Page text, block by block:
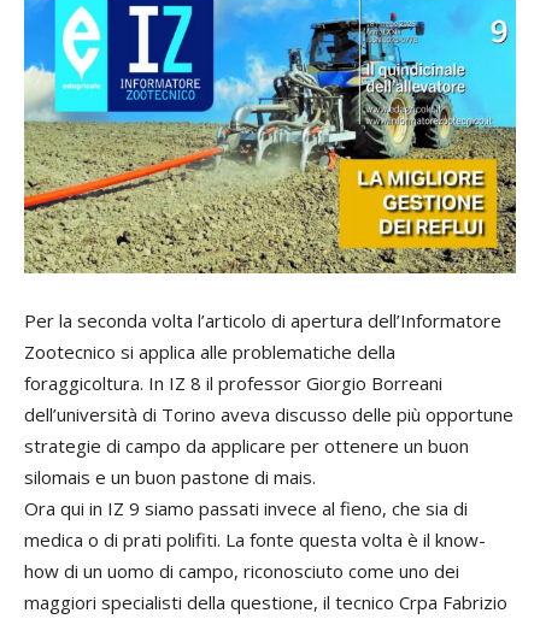
Per la seconda volta l’articolo di apertura dell’Informatore
Zootec­nico si applica alle problematiche della
foraggicoltura. In IZ 8 il professor Giorgio Borreani
dell’università di Tori­no aveva discusso delle più opportune
strategie di campo da applicare per ottenere un buon
silomais e un buon pastone di mais.
Ora qui in IZ 9 siamo passati invece al fieno, che sia di
medica o di prati polifiti. La fonte questa volta è il know-
how di un uomo di campo, rico­nosciuto come uno dei
maggiori spe­cialisti della questione, il tecnico Crpa Fabrizio